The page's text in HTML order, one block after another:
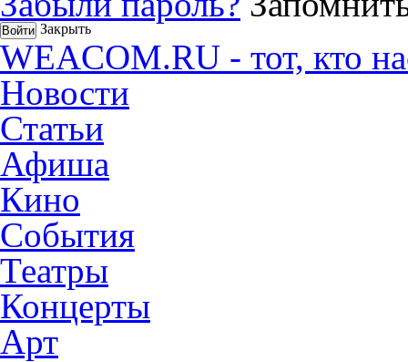
Закрыть
WEACOM.RU - тот, кто
Новости
Статьи
Афиша
Кино
События
Театры
Концерты
Арт